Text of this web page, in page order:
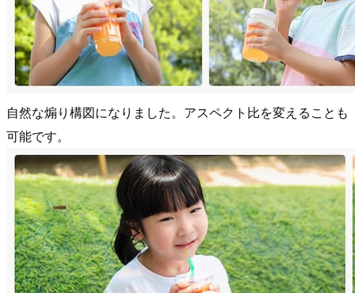
自然な煽り構図になりました。アスペクト比を変えることも
可能です。